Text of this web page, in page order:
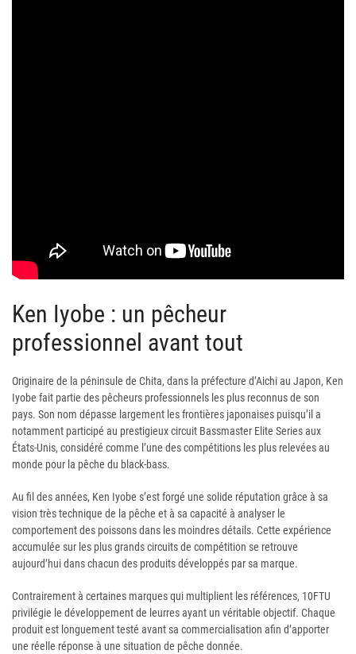
Ken Iyobe : un pêcheur
professionnel avant tout
Originaire de la péninsule de Chita, dans la préfecture d’Aichi au Japon, Ken
Iyobe fait partie des pêcheurs professionnels les plus reconnus de son
pays. Son nom dépasse largement les frontières japonaises puisqu’il a
notamment participé au prestigieux circuit Bassmaster Elite Series aux
États-Unis, considéré comme l’une des compétitions les plus relevées au
monde pour la pêche du black-bass.
Au fil des années, Ken Iyobe s’est forgé une solide réputation grâce à sa
vision très technique de la pêche et à sa capacité à analyser le
comportement des poissons dans les moindres détails. Cette expérience
accumulée sur les plus grands circuits de compétition se retrouve
aujourd’hui dans chacun des produits développés par sa marque.
Contrairement à certaines marques qui multiplient les références, 10FTU
privilégie le développement de leurres ayant un véritable objectif. Chaque
produit est longuement testé avant sa commercialisation afin d’apporter
une réelle réponse à une situation de pêche donnée.